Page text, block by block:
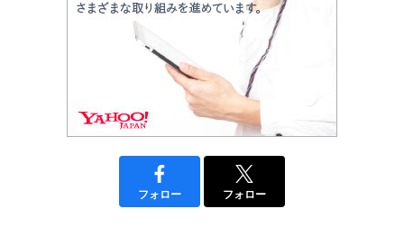
フォロー フォロー